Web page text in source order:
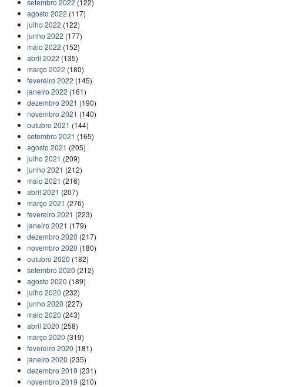
agosto 2022 (117)
julho 2022 (122)
junho 2022 (177)
maio 2022 (152)
abril 2022 (135)
março 2022 (180)
fevereiro 2022 (145)
janeiro 2022 (161)
dezembro 2021 (190)
novembro 2021 (140)
outubro 2021 (144)
setembro 2021 (165)
agosto 2021 (205)
julho 2021 (209)
junho 2021 (212)
maio 2021 (216)
abril 2021 (207)
março 2021 (276)
fevereiro 2021 (223)
janeiro 2021 (179)
dezembro 2020 (217)
novembro 2020 (180)
outubro 2020 (182)
setembro 2020 (212)
agosto 2020 (189)
julho 2020 (232)
junho 2020 (227)
maio 2020 (243)
abril 2020 (258)
março 2020 (319)
fevereiro 2020 (181)
janeiro 2020 (235)
dezembro 2019 (231)
novembro 2019 (210)